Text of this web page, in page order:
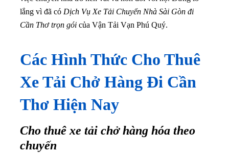
lắng vì đã có Dịch Vụ Xe Tải Chuyển Nhà Sài Gòn đi
Cần Thơ trọn gói của Vận Tải Vạn Phú Quý.
Các Hình Thức Cho Thuê
Xe Tải Chở Hàng Đi Cần
Thơ Hiện Nay
Cho thuê xe tải chở hàng hóa theo
chuyến